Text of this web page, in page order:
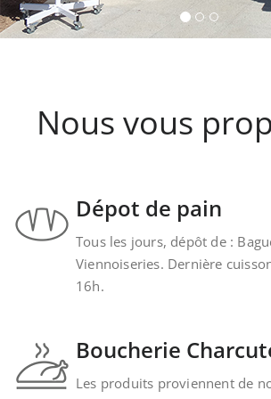
Nous vous
Dépot de pain
Tous les jours, dépôt de :
Viennoiseries. Dernière
16h.
Boucherie
Les produits proviennent de